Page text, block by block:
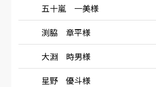
五十嵐 一美様
渕脇 章平様
大淵 時男様
星野 優斗様